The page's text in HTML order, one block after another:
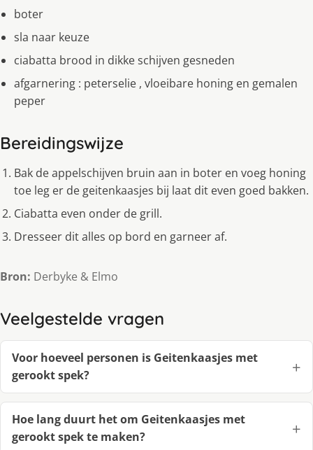
boter
sla naar keuze
ciabatta brood in dikke schijven gesneden
afgarnering : peterselie , vloeibare honing en gemalen
peper
Bereidingswijze
Bak de appelschijven bruin aan in boter en voeg honing
toe leg er de geitenkaasjes bij laat dit even goed bakken.
Ciabatta even onder de grill.
Dresseer dit alles op bord en garneer af.
Bron: Derbyke & Elmo
Veelgestelde vragen
Voor hoeveel personen is Geitenkaasjes met
gerookt spek?
Hoe lang duurt het om Geitenkaasjes met
gerookt spek te maken?